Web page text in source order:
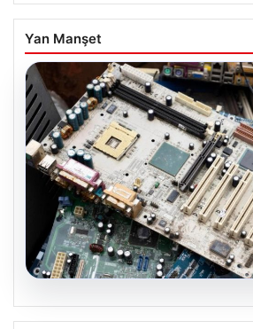
Yan Manşet
08.08.2026